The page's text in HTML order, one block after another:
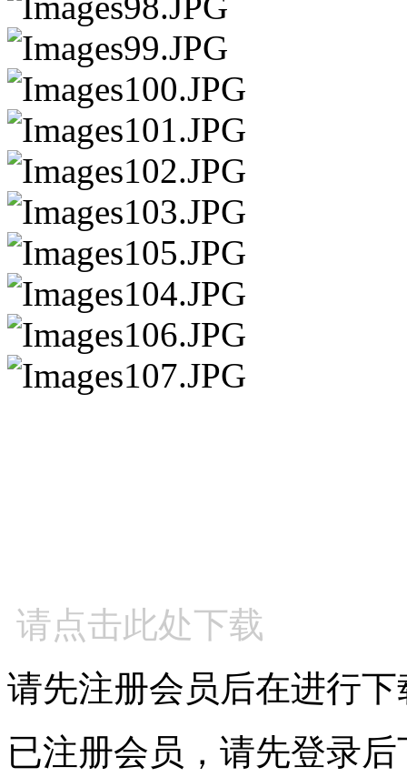
请点击此处下载
请先注册会员后在进行下
已注册会员，请先登录后